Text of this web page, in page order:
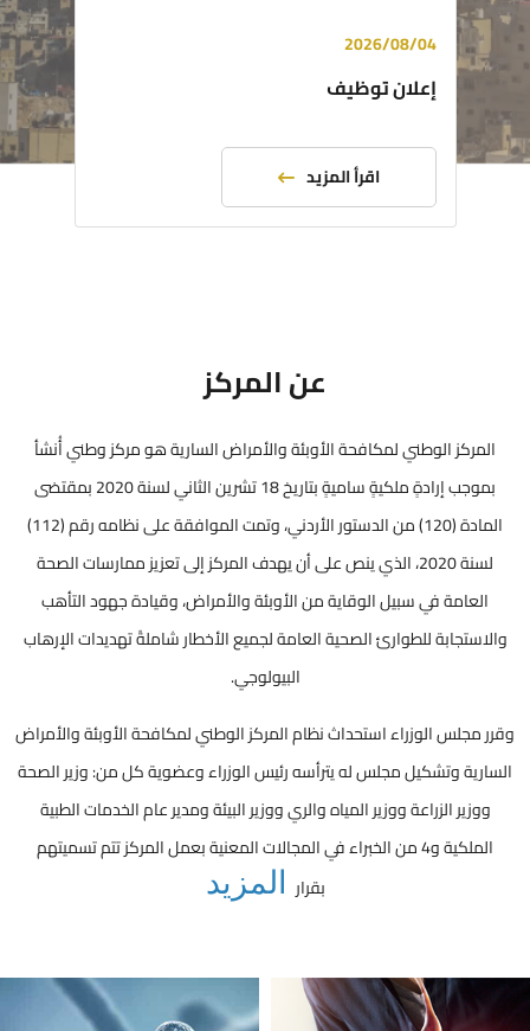
2026/08/04
إعلان توظيف
اقرأ المزيد
عن المركز
المركز الوطني لمكافحة الأوبئة والأمراض السارية هو مركز وطني أُنشأ
بموجب إرادةٍ ملكيةٍ ساميةٍ بتاريخ 18 تشرين الثاني لسنة 2020 بمقتضى
المادة (120) من الدستور الأردني، وتمت الموافقة على نظامه رقم (112)
لسنة 2020، الذي ينص على أن يهدف المركز إلى تعزيز ممارسات الصحة
العامة في سبيل الوقاية من الأوبئة والأمراض، وقيادة جهود التأهب
والاستجابة للطوارئ الصحية العامة لجميع الأخطار شاملةً تهديدات الإرهاب
البيولوجي.
وقرر مجلس الوزراء استحداث نظام المركز الوطني لمكافحة الأوبئة والأمراض
السارية وتشكيل مجلس له يترأسه رئيس الوزراء وعضوية كل من: وزير الصحة
ووزير الزراعة ووزير المياه والري ووزير البيئة ومدير عام الخدمات الطبية
الملكية و4 من الخبراء في المجالات المعنية بعمل المركز تتم تسميتهم
بقرار
المزيد